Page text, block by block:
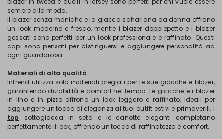
sempre alla moda.
Il blazer senza maniche e la giacca sahariana da donna offrono
un look moderno e fresco, mentre i blazer doppiopetto e i blazer
gessati sono perfetti per un look professionale e raffinato. Questi
capi sono pensati per distinguersi e aggiungere personalità ad
ogni guardaroba.
Materiali di alta qualità
Intrend utilizza solo materiali pregiati per le sue giacche e blazer,
garantendo durabilità e comfort nel tempo. Le giacche e i blazer
in lino e in pizzo offrono un look leggero e raffinato, ideali per
aggiungere un tocco di eleganza ai tuoi outfit estivi e primaverili. I
top sottogiacca in seta e le canotte eleganti completano
perfettamente il look, offrendo un tocco di raffinatezza e comfort.